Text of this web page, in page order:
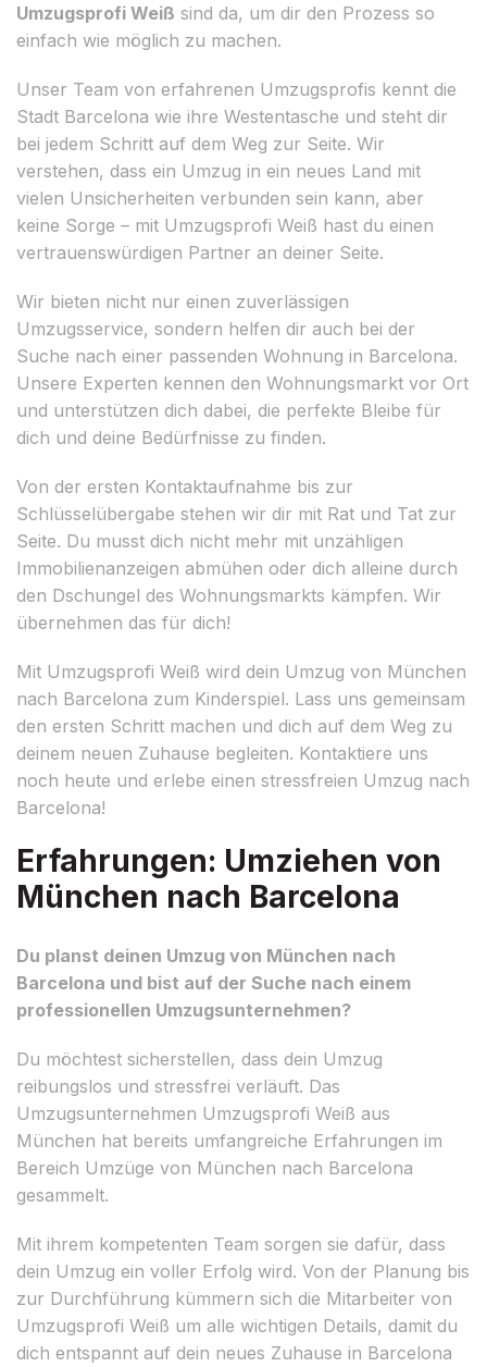
Umzugsprofi Weiß sind da, um dir den Prozess so
einfach wie möglich zu machen.
Unser Team von erfahrenen Umzugsprofis kennt die
Stadt Barcelona wie ihre Westentasche und steht dir
bei jedem Schritt auf dem Weg zur Seite. Wir
verstehen, dass ein Umzug in ein neues Land mit
vielen Unsicherheiten verbunden sein kann, aber
keine Sorge – mit Umzugsprofi Weiß hast du einen
vertrauenswürdigen Partner an deiner Seite.
Wir bieten nicht nur einen zuverlässigen
Umzugsservice, sondern helfen dir auch bei der
Suche nach einer passenden Wohnung in Barcelona.
Unsere Experten kennen den Wohnungsmarkt vor Ort
und unterstützen dich dabei, die perfekte Bleibe für
dich und deine Bedürfnisse zu finden.
Von der ersten Kontaktaufnahme bis zur
Schlüsselübergabe stehen wir dir mit Rat und Tat zur
Seite. Du musst dich nicht mehr mit unzähligen
Immobilienanzeigen abmühen oder dich alleine durch
den Dschungel des Wohnungsmarkts kämpfen. Wir
übernehmen das für dich!
Mit Umzugsprofi Weiß wird dein Umzug von München
nach Barcelona zum Kinderspiel. Lass uns gemeinsam
den ersten Schritt machen und dich auf dem Weg zu
deinem neuen Zuhause begleiten. Kontaktiere uns
noch heute und erlebe einen stressfreien Umzug nach
Barcelona!
Erfahrungen: Umziehen von
München nach Barcelona
Du planst deinen Umzug von München nach
Barcelona und bist auf der Suche nach einem
professionellen Umzugsunternehmen?
Du möchtest sicherstellen, dass dein Umzug
reibungslos und stressfrei verläuft. Das
Umzugsunternehmen Umzugsprofi Weiß aus
München hat bereits umfangreiche Erfahrungen im
Bereich Umzüge von München nach Barcelona
gesammelt.
Mit ihrem kompetenten Team sorgen sie dafür, dass
dein Umzug ein voller Erfolg wird. Von der Planung bis
zur Durchführung kümmern sich die Mitarbeiter von
Umzugsprofi Weiß um alle wichtigen Details, damit du
dich entspannt auf dein neues Zuhause in Barcelona